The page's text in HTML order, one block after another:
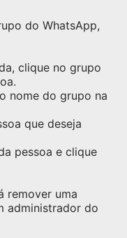
do WhatsApp,
clique no grupo
nome do grupo na
que deseja
pessoa e clique
remover uma
administrador do